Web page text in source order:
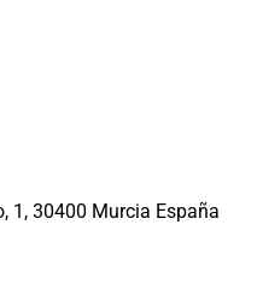
1, 30400 Murcia España